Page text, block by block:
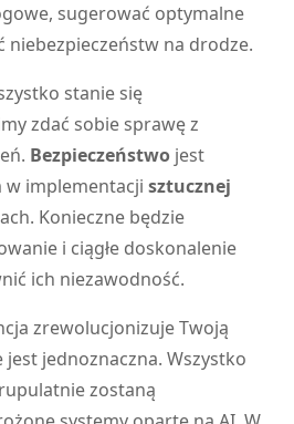
sugerować optymalne
niebezpieczeństw na drodze.
stanie się
zdać sobie sprawę z
Bezpieczeństwo jest
w implementacji sztucznej
Konieczne będzie
i ciągłe doskonalenie
ich niezawodność.
zrewolucjonizuje Twoją
jest jednoznaczna. Wszystko
zostaną